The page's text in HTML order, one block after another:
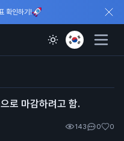
확인하기!
로 마감하려고 함.
143 0 0